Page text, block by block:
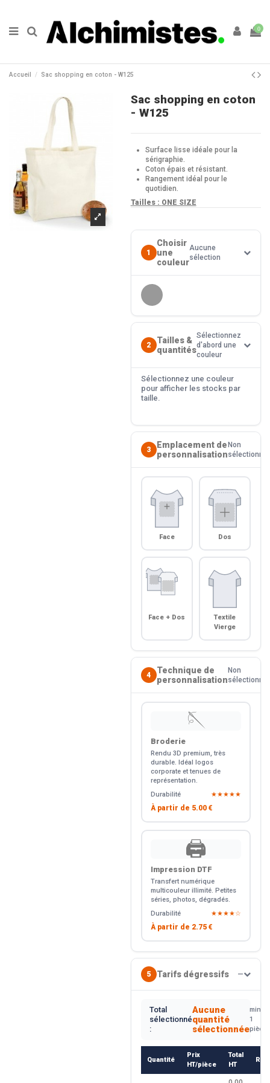
0
Accueil Sac shopping en coton - W125
Sac shopping en coton
- W125
Surface lisse idéale pour la
sérigraphie.
Coton épais et résistant.
Rangement idéal pour le
quotidien.
Tailles : ONE SIZE
1
Choisir
une
couleur
Aucune
sélection
2
Tailles &
quantités
Sélectionnez
d'abord une
couleur
Sélectionnez une couleur
pour afficher les stocks par
taille.
3
Emplacement de
personnalisation
Non
sélectionné
Face Dos
Face + Dos
Textile
Vierge
4
Technique de
personnalisation
Non
sélectionné
🪡
Broderie
Rendu 3D premium, très
durable. Idéal logos
corporate et tenues de
représentation.
Durabilité
★★★★★
À partir de 5.00 €
🖨️
Impression DTF
Transfert numérique
multicouleur illimité. Petites
séries, photos, dégradés.
Durabilité
★★★★☆
À partir de 2.75 €
5 Tarifs dégressifs —
Total
sélectionné
:
Aucune
quantité
sélectionnée
min.
1
pièce
Quantité
Prix
HT/pièce
Total
HT